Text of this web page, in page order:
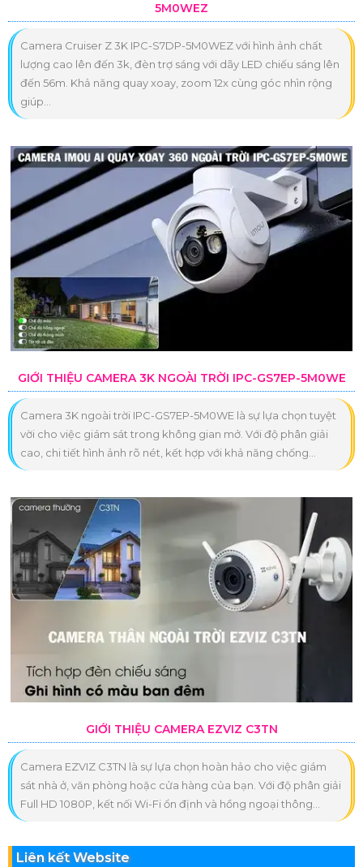
5M0WEZ
Camera Cruiser Z 3K IPC-S7DP-5M0WEZ với hình ảnh chất
lượng cao lên đến 3k, đèn trợ sáng với dãy LED chiếu sáng lên
đến 56m. Khả năng quay xoay, zoom 12x cùng góc nhìn rộng
giúp...
GIỚI THIỆU CAMERA 3K NGOÀI TRỜI IPC-GS7EP-5M0WE
Camera 3K ngoài trời IPC-GS7EP-5M0WE là sự lựa chọn tuyệt
vời cho việc giám sát trong không gian mở. Với độ phân giải
cao, chi tiết hình ảnh rõ nét, kết hợp với khả năng chống...
GIỚI THIỆU CAMERA EZVIZ C3TN
Camera EZVIZ C3TN là sự lựa chọn hoàn hảo cho việc giám
sát nhà ở, văn phòng hoặc cửa hàng của bạn. Với độ phân giải
Full HD 1080P, kết nối Wi-Fi ổn định và hồng ngoại thông...
Liên kết Website